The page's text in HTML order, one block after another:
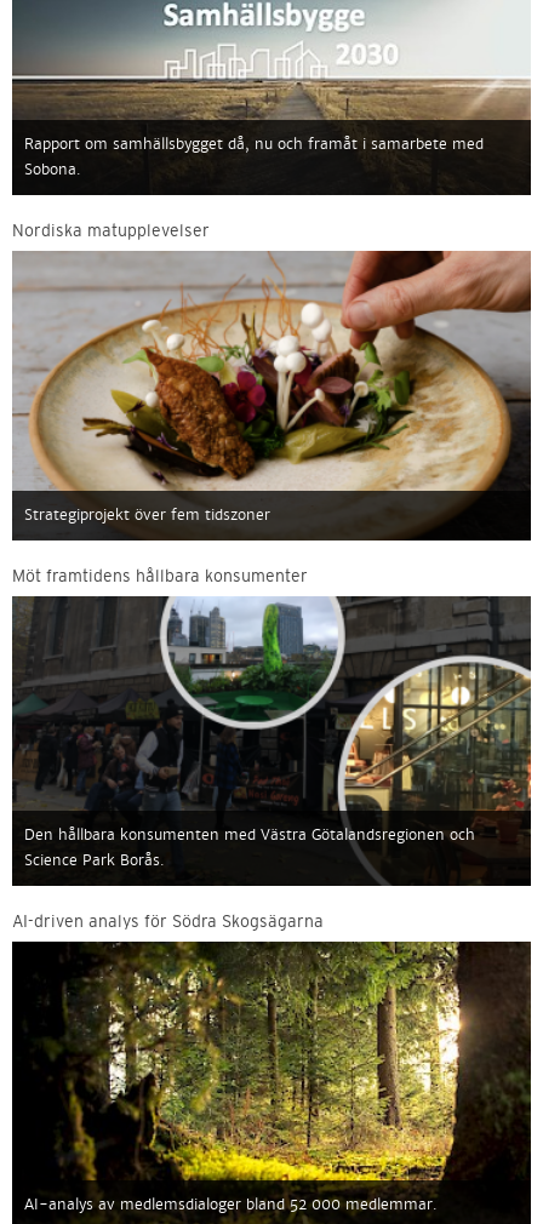
Rapport om samhällsbygget då, nu och framåt i samarbete med
Sobona.
Nordiska matupplevelser
Strategiprojekt över fem tidszoner
Möt framtidens hållbara konsumenter
Den hållbara konsumenten med Västra Götalandsregionen och
Science Park Borås.
AI-driven analys för Södra Skogsägarna
AI-analys av medlemsdialoger bland 52 000 medlemmar.